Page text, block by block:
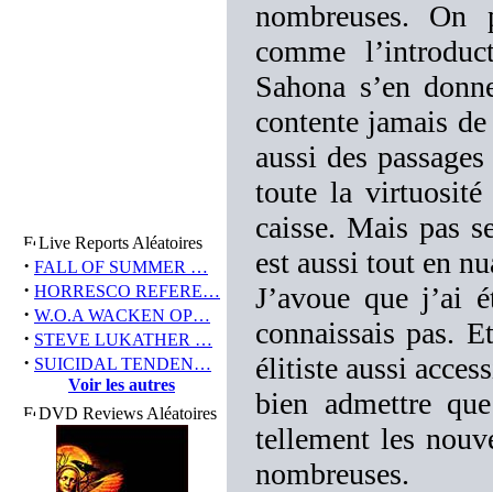
Live Reports Aléatoires
· FALL OF SUMMER …
· HORRESCO REFERE…
· W.O.A WACKEN OP…
· STEVE LUKATHER …
· SUICIDAL TENDEN…
Voir les autres
DVD Reviews Aléatoires
nombreuses.
comme
Sahona s’en
contente jamais
aussi des
toute la virtuosité
caisse. Mais pas
est aussi tout en
J’avoue que j’ai
connaissais pas.
élitiste aussi
bien admettre
tellement les
nombreuses.